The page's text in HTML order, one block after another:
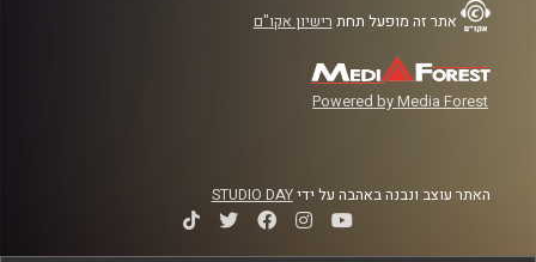
אתר זה מופעל תחת רישיון אקו"ם
Powered by Media Forest
האתר עוצב ונבנה באהבה על ידיSTUDIO DAY